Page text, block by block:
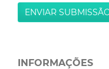
ENVIAR
INFORMAÇÕES